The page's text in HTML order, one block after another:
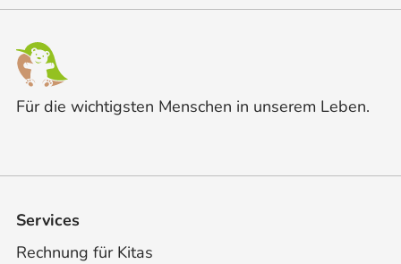
Für die wichtigsten Menschen in unserem Leben.
Services
Rechnung für Kitas